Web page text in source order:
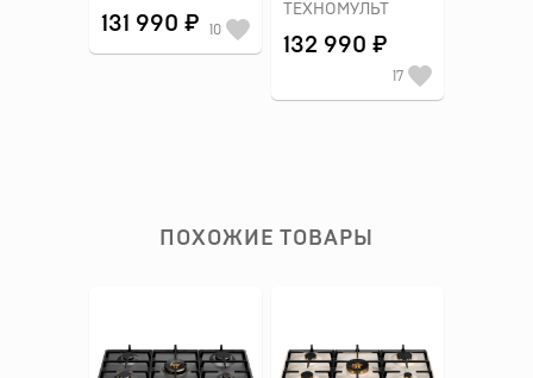
131 990 ₽ 10
ТЕХНОМУЛЬТ
132 990 ₽
17
ПОХОЖИЕ ТОВАРЫ